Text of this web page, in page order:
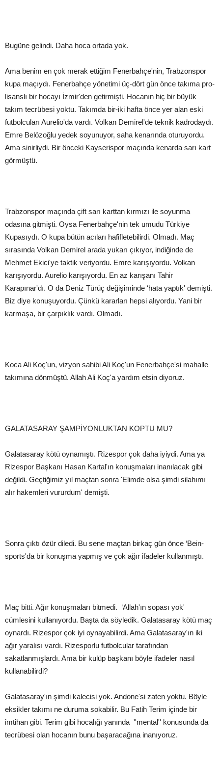
Bugüne gelindi. Daha hoca ortada yok.
Ama benim en çok merak ettiğim Fenerbahçe'nin, Trabzonspor
kupa maçıydı. Fenerbahçe yönetimi üç-dört gün önce takıma pro-
lisanslı bir hocayı İzmir'den getirmişti. Hocanın hiç bir büyük
takım tecrübesi yoktu. Takımda bir-iki hafta önce yer alan eski
futbolcuları Aurelio'da vardı. Volkan Demirel'de teknik kadrodaydı.
Emre Belözoğlu yedek soyunuyor, saha kenarında oturuyordu.
Ama sinirliydi. Bir önceki Kayserispor maçında kenarda sarı kart
görmüştü.
Trabzonspor maçında çift sarı karttan kırmızı ile soyunma
odasına gitmişti. Oysa Fenerbahçe'nin tek umudu Türkiye
Kupasıydı. O kupa bütün acıları hafifletebilirdi. Olmadı. Maç
sırasında Volkan Demirel arada yukarı çıkıyor, indiğinde de
Mehmet Ekici'ye taktik veriyordu. Emre karışıyordu. Volkan
karışıyordu. Aurelio karışıyordu. En az karışanı Tahir
Karapınar'dı. O da Deniz Türüç değişiminde ‘hata yaptık' demişti.
Biz diye konuşuyordu. Çünkü kararları hepsi alıyordu. Yani bir
karmaşa, bir çarpıklık vardı. Olmadı.
Koca Ali Koç'un, vizyon sahibi Ali Koç'un Fenerbahçe'si mahalle
takımına dönmüştü. Allah Ali Koç'a yardım etsin diyoruz.
GALATASARAY ŞAMPİYONLUKTAN KOPTU MU?
Galatasaray kötü oynamıştı. Rizespor çok daha iyiydi. Ama ya
Rizespor Başkanı Hasan Kartal'ın konuşmaları inanılacak gibi
değildi. Geçtiğimiz yıl maçtan sonra 'Elimde olsa şimdi silahımı
alır hakemleri vururdum' demişti.
Sonra çıktı özür diledi. Bu sene maçtan birkaç gün önce ‘Bein-
sports'da bir konuşma yapmış ve çok ağır ifadeler kullanmıştı.
Maç bitti. Ağır konuşmaları bitmedi. ‘Allah'ın sopası yok'
cümlesini kullanıyordu. Başta da söyledik. Galatasaray kötü maç
oynardı. Rizespor çok iyi oynayabilirdi. Ama Galatasaray'ın iki
ağır yaralısı vardı. Rizesporlu futbolcular tarafından
sakatlanmışlardı. Ama bir kulüp başkanı böyle ifadeler nasıl
kullanabilirdi?
Galatasaray'ın şimdi kalecisi yok. Andone'si zaten yoktu. Böyle
eksikler takımı ne duruma sokabilir. Bu Fatih Terim içinde bir
imtihan gibi. Terim gibi hocalığı yanında ''mental'' konusunda da
tecrübesi olan hocanın bunu başaracağına inanıyoruz.